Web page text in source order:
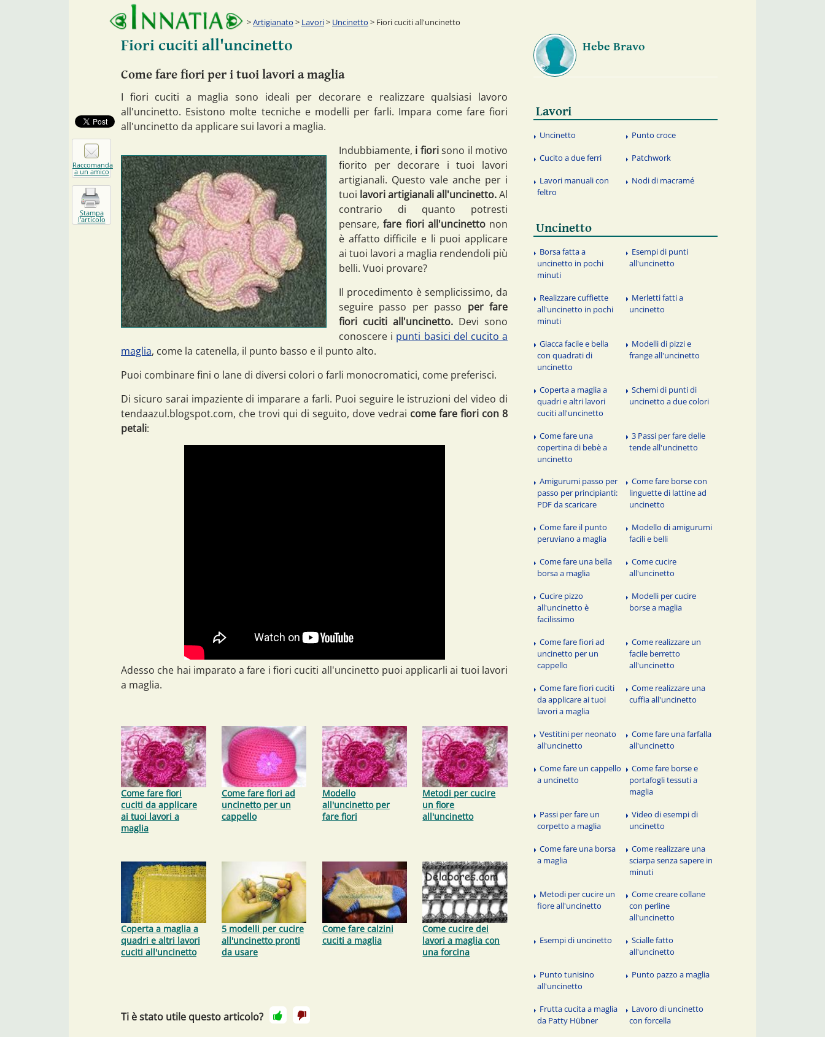
Artigianato > Lavori> Uncinetto > Fiori cuciti all'uncinetto
Fiori cuciti all'uncinetto
Come fare fiori per i tuoi lavori a maglia
I fiori cuciti a maglia sono ideali per decorare e realizzare qualsiasi lavoro
all'uncinetto. Esistono molte tecniche e modelli per farli. Impara come fare fiori
all'uncinetto da applicare sui lavori a maglia.
Indubbiamente, i fiorisono il motivo
fiorito per decorare i tuoi lavori
artigianali. Questo vale anche per i
tuoi lavori artigianali all'uncinetto.Al
contrario di quanto potresti
pensare,fare fiori all'uncinettonon
è affatto difficile e li puoi applicare
ai tuoi lavori a maglia rendendoli più
belli. Vuoi provare?
Il procedimento è semplicissimo, da
seguire passo per passo per fare
fiori cuciti all'uncinetto. Devi sono
conoscere i punti basici del cucito a
maglia, come la catenella, il punto basso e il punto alto.
Puoi combinare fini o lane di diversi colori o farli monocromatici, come preferisci.
Di sicuro sarai impaziente di imparare a farli. Puoi seguire le istruzioni del video di
tendaazul.blogspot.com, che trovi qui di seguito, dove vedrai come fare fiori con 8
petali:
Adesso che hai imparato a fare i fiori cuciti all'uncinetto puoi applicarli ai tuoi lavori
a maglia.
Come fare fiori
cuciti da applicare
ai tuoi lavori a
maglia
Come fare fiori ad
uncinetto per un
cappello
Modello
all'uncinetto per
fare fiori
Metodi per cucire
un fiore
all'uncinetto
Coperta a maglia a
quadri e altri lavori
cuciti all'uncinetto
5 modelli per cucire
all'uncinetto pronti
da usare
Come fare calzini
cuciti a maglia
Come cucire dei
lavori a maglia con
una forcina
Ti è stato utile questo articolo?
Hebe Bravo
Lavori
Uncinetto Punto croce
Cucito a due ferri Patchwork
Lavori manuali con
feltro
Nodi di macramé
Uncinetto
Borsa fatta a
uncinetto in pochi
minuti
Esempi di punti
all'uncinetto
Realizzare cuffiette
all'uncinetto in pochi
minuti
Merletti fatti a
uncinetto
Giacca facile e bella
con quadrati di
uncinetto
Modelli di pizzi e
frange all'uncinetto
Coperta a maglia a
quadri e altri lavori
cuciti all'uncinetto
Schemi di punti di
uncinetto a due colori
Come fare una
copertina di bebè a
uncinetto
3 Passi per fare delle
tende all'uncinetto
Amigurumi passo per
passo per principianti:
PDF da scaricare
Come fare borse con
linguette di lattine ad
uncinetto
Come fare il punto
peruviano a maglia
Modello di amigurumi
facili e belli
Come fare una bella
borsa a maglia
Come cucire
all'uncinetto
Cucire pizzo
all'uncinetto è
facilissimo
Modelli per cucire
borse a maglia
Come fare fiori ad
uncinetto per un
cappello
Come realizzare un
facile berretto
all'uncinetto
Come fare fiori cuciti
da applicare ai tuoi
lavori a maglia
Come realizzare una
cuffia all'uncinetto
Vestitini per neonato
all'uncinetto
Come fare una farfalla
all'uncinetto
Come fare un cappello
a uncinetto
Come fare borse e
portafogli tessuti a
maglia
Passi per fare un
corpetto a maglia
Video di esempi di
uncinetto
Come fare una borsa
a maglia
Come realizzare una
sciarpa senza sapere in
minuti
Metodi per cucire un
fiore all'uncinetto
Come creare collane
con perline
all'uncinetto
Esempi di uncinetto
Scialle fatto
all'uncinetto
Punto tunisino
all'uncinetto
Punto pazzo a maglia
Frutta cucita a maglia
da Patty Hübner
Lavoro di uncinetto
con forcella
Raccomanda
a un amico
Stampa
l'articolo